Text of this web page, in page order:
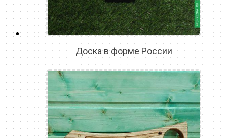
Доска в форме России
READ MORE